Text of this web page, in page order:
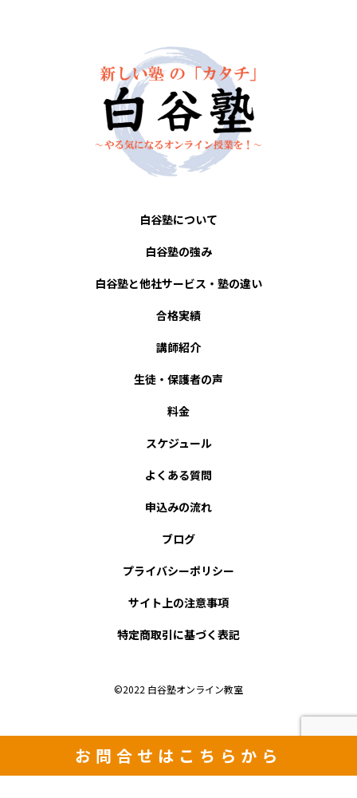
お問合せは こちらから
白谷塾について
白谷塾の強み
白谷塾と他社サービス・塾の違い
合格実績
講師紹介
生徒・保護者の声
料金
スケジュール
よくある質問
申込みの流れ
ブログ
プライバシーポリシー
サイト上の注意事項
特定商取引に基づく表記
©2022 白谷塾オンライン教室